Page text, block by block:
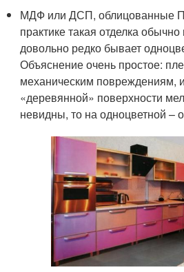
МДФ или ДСП, облицованные
практике такая отделка
довольно редко бывает
Объяснение очень простое:
механическим повреждениям,
«деревянной» поверхности
невидны, то на одноцветной –